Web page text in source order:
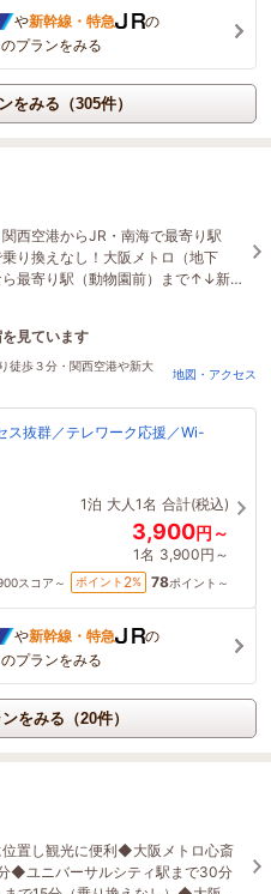
や新幹線・特急
の
プランをみる
をみる（305件）
西空港からJR・南海で最寄り駅
乗り換えなし！大阪メトロ（地下
最寄り駅（動物園前）まで↑↓新大
分・なんば5分・天王寺2分
見ています
されました
徒歩３分・関西空港や新大
地図・アクセス
ス抜群／テレワーク応援／Wi-
1泊 大人1名 合計(税込)
3,900円～
1名 3,900円～
スコア～ ポイント 2% 78ポイント～
や新幹線・特急
の
プランをみる
をみる（20件）
置し観光に便利◆大阪メトロ心斎
◆ユニバーサルシティ駅まで30分